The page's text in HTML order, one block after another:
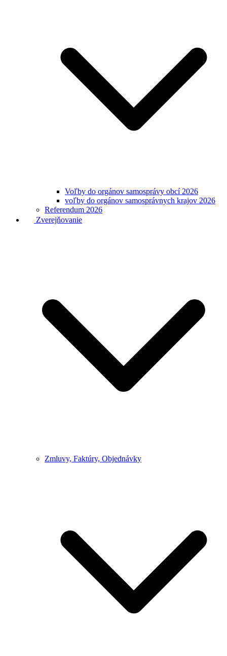
Voľby do orgánov samosprávy obcí 2026
voľby do orgánov samosprávnych krajov 2026
Referendum 2026
Zverejňovanie
Zmluvy, Faktúry, Objednávky